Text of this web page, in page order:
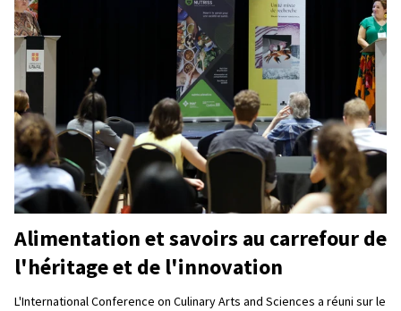
Alimentation et savoirs au carrefour de
l'héritage et de l'innovation
L'International Conference on Culinary Arts and Sciences a réuni sur le